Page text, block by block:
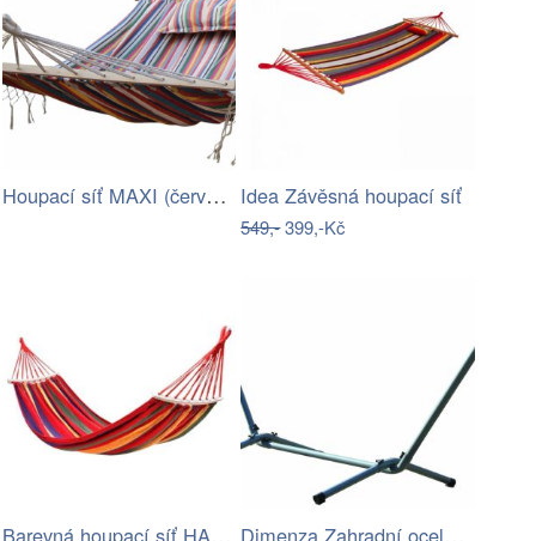
Houpací síť MAXI (červená) | Jena… Idea Závěsná houpací síť
549,-399,-Kč
Barevná houpací síť HAMAK pro 1 osobu… Dimenza Zahradní ocelový stojan na…